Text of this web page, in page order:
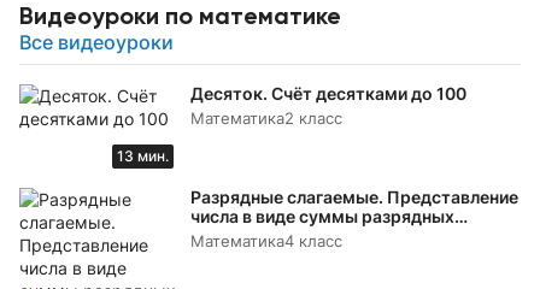
Видеоуроки по математике
Все видеоуроки
13 мин.
Десяток. Счёт десятками до 100
Математика2 класс
Разрядные слагаемые. Представление
числа в виде суммы разрядных
слагаемых
Математика4 класс